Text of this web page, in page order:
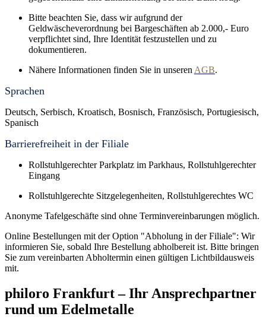
Bitte beachten Sie, dass wir aufgrund der
Geldwäscheverordnung bei Bargeschäften ab 2.000,- Euro
verpflichtet sind, Ihre Identität festzustellen und zu
dokumentieren.
Nähere Informationen finden Sie in unseren AGB.
Sprachen
Deutsch, Serbisch, Kroatisch, Bosnisch, Französisch, Portugiesisch,
Spanisch
Barrierefreiheit in der Filiale
Rollstuhlgerechter Parkplatz im Parkhaus, Rollstuhlgerechter
Eingang
Rollstuhlgerechte Sitzgelegenheiten, Rollstuhlgerechtes WC
Anonyme Tafelgeschäfte sind ohne Terminvereinbarungen möglich.
Online Bestellungen mit der Option "Abholung in der Filiale": Wir
informieren Sie, sobald Ihre Bestellung abholbereit ist. Bitte bringen
Sie zum vereinbarten Abholtermin einen gültigen Lichtbildausweis
mit.
philoro Frankfurt – Ihr Ansprechpartner
rund um Edelmetalle